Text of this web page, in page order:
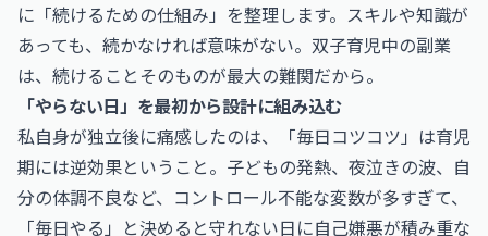
に「続けるための仕組み」を整理します。スキルや知識が
あっても、続かなければ意味がない。双子育児中の副業
は、続けることそのものが最大の難関だから。
「やらない日」を最初から設計に組み込む
私自身が独立後に痛感したのは、「毎日コツコツ」は育児
期には逆効果ということ。子どもの発熱、夜泣きの波、自
分の体調不良など、コントロール不能な変数が多すぎて、
「毎日やる」と決めると守れない日に自己嫌悪が積み重な